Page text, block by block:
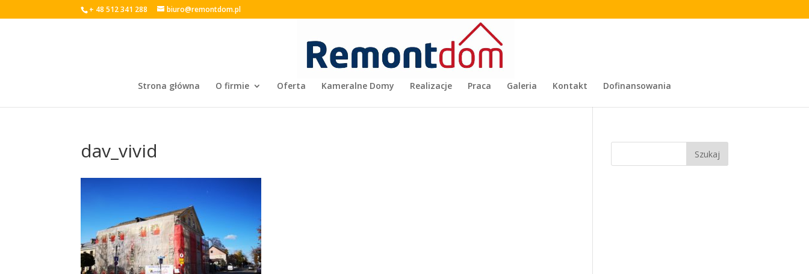
+ 48 512 341 288 biuro@remontdom.pl
Strona główna O firmie Oferta Kameralne Domy Realizacje Praca Galeria Kontakt Dofinansowania
dav_vivid